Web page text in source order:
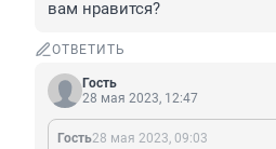
вам нравится?
ОТВЕТИТЬ
Гость
28 мая 2023, 12:47
Гость28 мая 2023, 09:03